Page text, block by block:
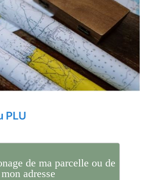
PLU
de ma parcelle ou de
mon adresse